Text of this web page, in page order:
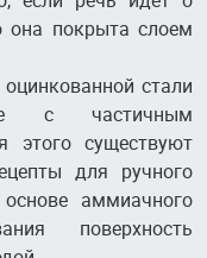
она покрыта слоем
стали
с частичным
этого существуют
для ручного
аммиачного
поверхность